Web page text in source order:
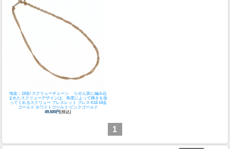
地金：18金/ スクリューチェーン らせん状に編み込
まれたスクリューデザインは、角度によって輝きを放
ってくれる スクリュー ブレスレット ブレス K18 18金
ゴールド ホワイトゴールド ピンクゴールド
49,500円(税込)
1